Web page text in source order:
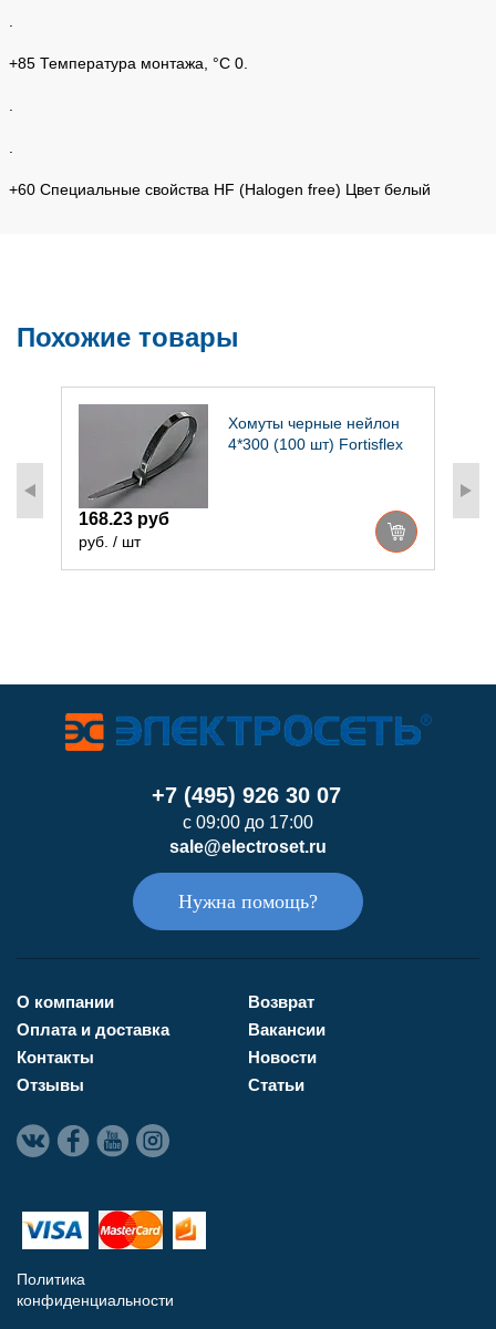
+85 Температура монтажа, °C 0.
+60 Специальные свойства HF (Halogen free) Цвет белый
Похожие товары
Хомуты черные нейлон
4*300 (100 шт) Fortisflex
168.23 руб
руб. / шт
+7 (495) 926 30 07
с 09:00 до 17:00
sale@electroset.ru
Нужна помощь?
О компании
Оплата и доставка
Контакты
Отзывы
Возврат
Вакансии
Новости
Статьи
Политика
конфиденциальности